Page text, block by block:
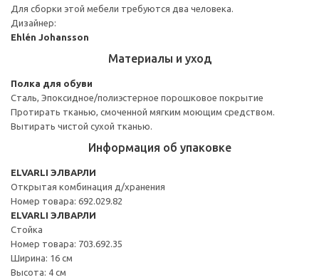
Для сборки этой мебели требуются два человека.
Дизайнер:
Ehlén Johansson
Материалы и уход
Полка для обуви
Сталь, Эпоксидное/полиэстерное порошковое покрытие
Протирать тканью, смоченной мягким моющим средством.
Вытирать чистой сухой тканью.
Информация об упаковке
ELVARLI ЭЛВАРЛИ
Открытая комбинация д/хранения
Номер товара: 692.029.82
ELVARLI ЭЛВАРЛИ
Стойка
Номер товара: 703.692.35
Ширина: 16 см
Высота: 4 см